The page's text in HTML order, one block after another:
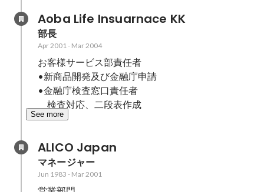
Aoba Life Insuarnace KK
部長
Apr 2001- Mar 2004
お客様サービス部責任者
•新商品開発及び金融庁申請
•金融庁検査窓口責任者
検査対応、二段表作成
See more
ALICO Japan
マネージャー
Jun 1983 - Mar 2001